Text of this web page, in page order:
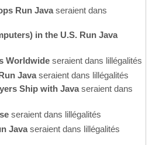
Run Javaseraient dans
in the U.S. Run Java
Worldwide seraient dans lillégalités
Javaseraient dans lillégalités
Ship with Javaseraient dans
seraient dans lillégalités
Javaseraient dans lillégalités